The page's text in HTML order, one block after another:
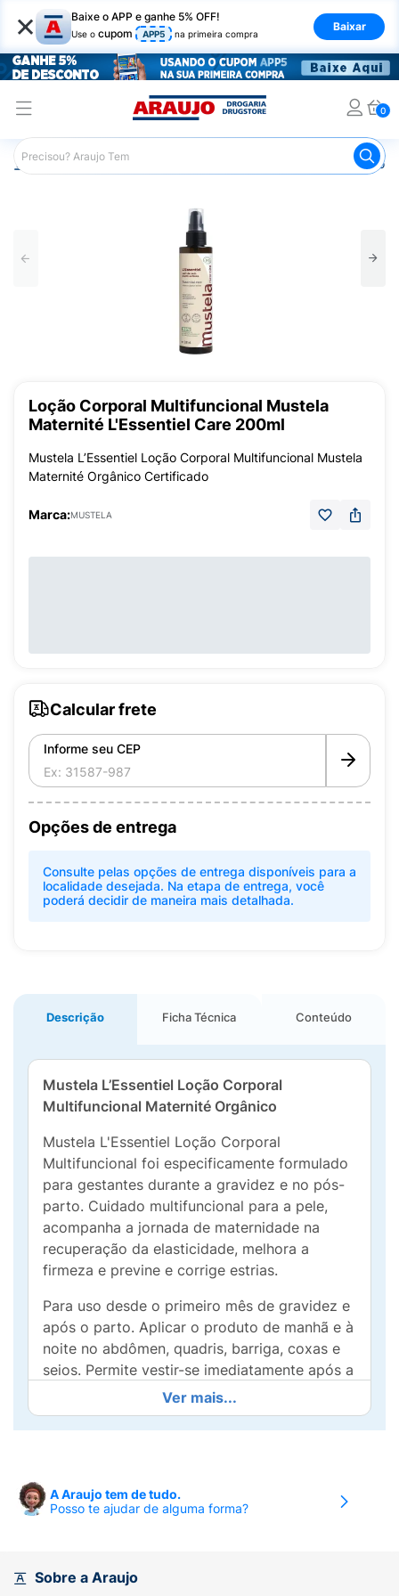
× Baixe o APP e ganhe 5% OFF!
Use o cupom APP5 na primeira compra
Baixar
0
Araujo Dermocosméticos Dermocosméticos para o
Loção Corporal Multifuncional Mustela
Maternité L'Essentiel Care 200ml
Mustela L’Essentiel Loção Corporal Multifuncional Mustela
Maternité Orgânico Certificado
Marca:MUSTELA
Calcular frete
Informe seu CEP
Opções de entrega
Consulte pelas opções de entrega disponíveis para a
localidade desejada. Na etapa de entrega, você
poderá decidir de maneira mais detalhada.
Descrição Ficha Técnica Conteúdo
Mustela L’Essentiel Loção Corporal
Multifuncional Maternité Orgânico
Mustela L'Essentiel Loção Corporal
Multifuncional foi especificamente formulado
para gestantes durante a gravidez e no pós-
parto. Cuidado multifuncional para a pele,
acompanha a jornada de maternidade na
recuperação da elasticidade, melhora a
firmeza e previne e corrige estrias.
Para uso desde o primeiro mês de gravidez e
após o parto. Aplicar o produto de manhã e à
noite no abdômen, quadris, barriga, coxas e
seios. Permite vestir-se imediatamente após a
Formulado com 99% ingredientes de origem
o maracujá como ingrediente ativo principal.
Graças às suas propriedades específicas, este
elasticidade da pele. As sementes de
Ver mais...
A Araujo tem de tudo.
Posso te ajudar de alguma forma?
Sobre a Araujo